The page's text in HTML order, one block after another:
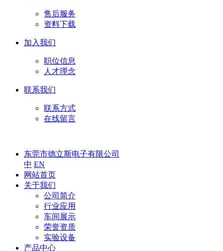
售后服务
资料下载
加入我们
职位信息
人才理念
联系我们
联系方式
在线留言
东莞市德立斯电子有限公司
中 EN
网站首页
关于我们
公司简介
行业应用
车间展示
荣誉资质
实验设备
产品中心